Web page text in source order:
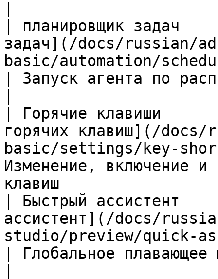
| планировщик
задач](/docs/russian/
basic/automation/
| Запуск агента по
| Горячие клавиши
горячих клавиш](/
basic/settings/key-
Изменение, включение и
клавиш
| Быстрый
ассистент](/docs/
studio/preview/quick-
| Глобальное